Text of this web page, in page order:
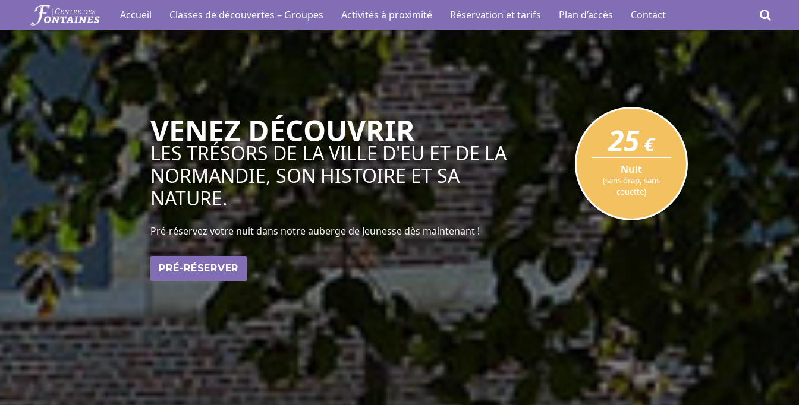
Accueil Classes de découvertes – Groupes Activités à proximité Réservation et tarifs Plan d’accès Contact
Auberge de Jeunesse du Centre des Fontaines
VENEZ DÉCOUVRIR
LES TRÉSORS DE LA VILLE D'EU ET DE LA
NORMANDIE, SON HISTOIRE ET SA
NATURE.
Pré-réservez votre nuit dans notre auberge de Jeunesse dès maintenant !
PRÉ-RÉSERVER
25€
Nuit
(sans drap, sans
couette)